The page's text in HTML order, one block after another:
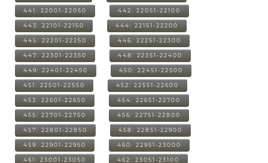
441: 22001-22050 442: 22051-22100
443: 22101-22150 444: 22151-22200
445: 22201-22250 446: 22251-22300
447: 22301-22350 448: 22351-22400
449: 22401-22450 450: 22451-22500
451: 22501-22550 452: 22551-22600
453: 22601-22650 454: 22651-22700
455: 22701-22750 456: 22751-22800
457: 22801-22850 458: 22851-22900
459: 22901-22950 460: 22951-23000
461: 23001-23050 462: 23051-23100